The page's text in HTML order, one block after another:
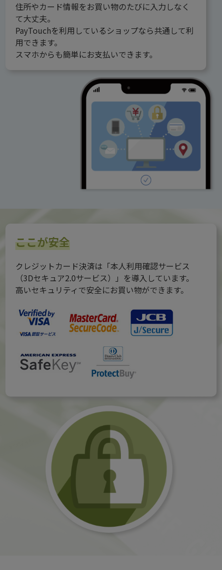
住所やカード情報をお買い物のたびに入力しなく
て大丈夫。
PayTouchを利用しているショップなら共通して利
用できます。
スマホからも簡単にお支払いできます。
ここが安全
クレジットカード決済は「本人利用確認サービス
（3Dセキュア2.0サービス）」を導入しています。
高いセキュリティで安全にお買い物ができます。